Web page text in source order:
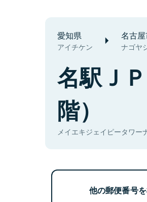
愛知県
アイチケン
名古
ナゴヤ
名駅Ｊ
階）
メイエキジェイピータワー
他の郵便番号